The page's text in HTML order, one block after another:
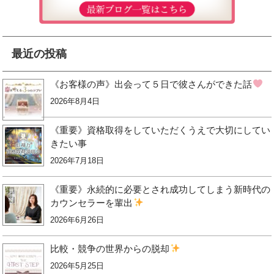
最近の投稿
《お客様の声》出会って５日で彼さんができた話
2026年8月4日
《重要》資格取得をしていただくうえで大切にしてい
きたい事
2026年7月18日
《重要》永続的に必要とされ成功してしまう新時代の
カウンセラーを輩出
2026年6月26日
比較・競争の世界からの脱却
2026年5月25日